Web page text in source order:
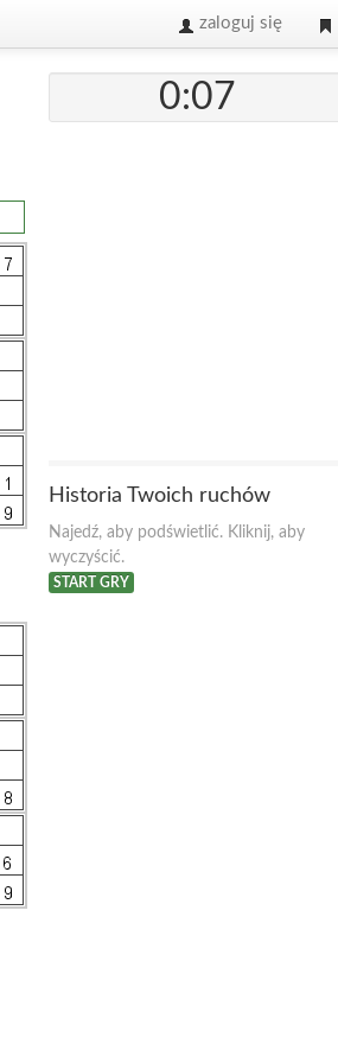
zaloguj się
0:07
Historia Twoich ruchów
Najedź, aby podświetlić. Kliknij, aby
wyczyścić.
START GRY